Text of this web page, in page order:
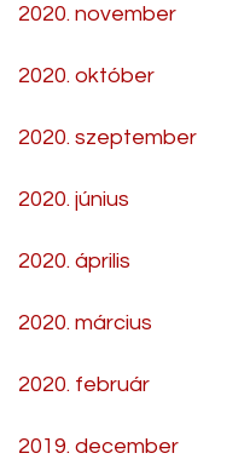
2020. november
2020. október
2020. szeptember
2020. június
2020. április
2020. március
2020. február
2019. december